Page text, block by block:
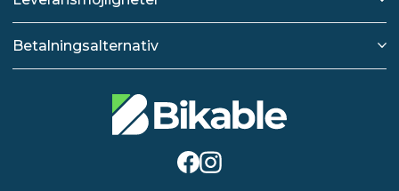
Betalningsalternativ